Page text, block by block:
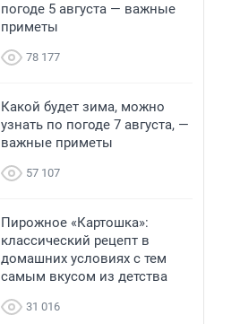
погоде 5 августа — важные
приметы
78 177
Какой будет зима, можно
узнать по погоде 7 августа, —
важные приметы
57 107
Пирожное «Картошка»:
классический рецепт в
домашних условиях с тем
самым вкусом из детства
31 016